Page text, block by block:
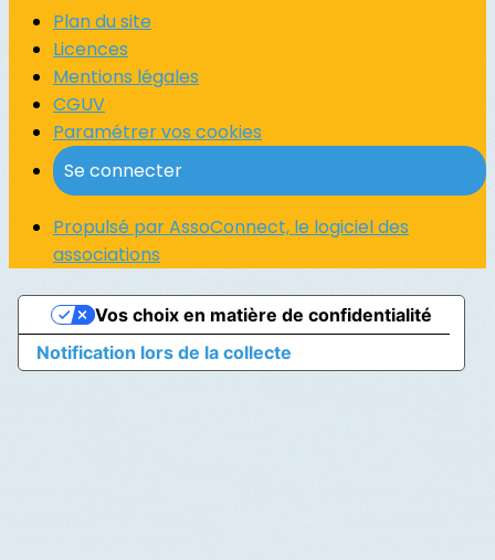
Plan du site
Licences
Mentions légales
CGUV
Paramétrer vos cookies
Se connecter
Propulsé par AssoConnect, le logiciel des
associations
Notification lors de la collecte
Vos choix en matière de confidentialité